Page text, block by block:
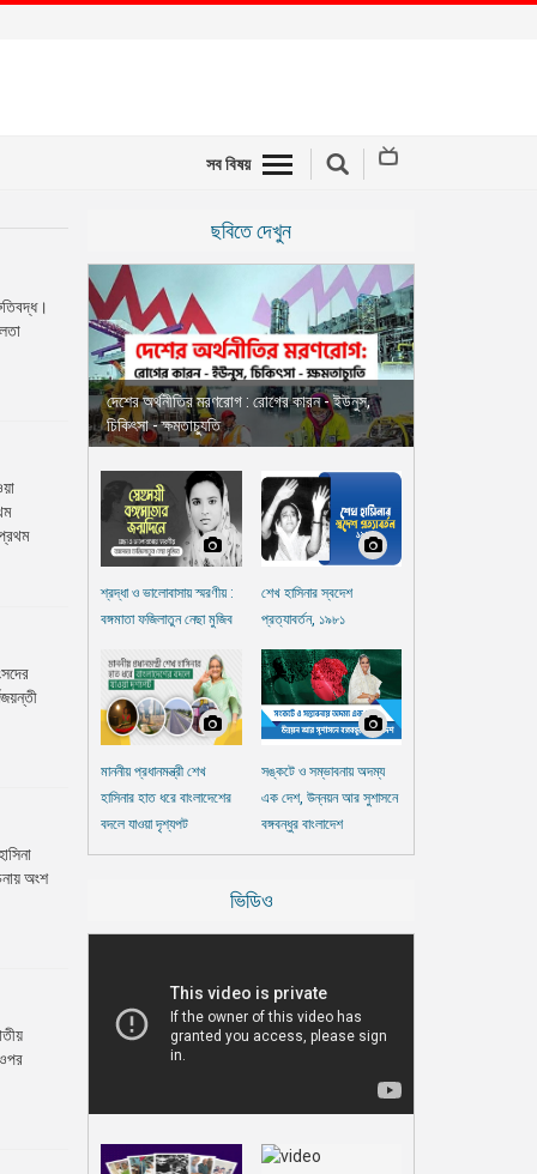
সব বিষয়
অংশ
ছবিতে দেখুন
দেশের অর্থনীতির মরণরোগ : রোগের কারন - ইউনুস,
চিকিৎসা - ক্ষমতাচ্যুতি
শ্রদ্ধা ও ভালোবাসায় স্মরণীয় :
বঙ্গমাতা ফজিলাতুন নেছা মুজিব
শেখ হাসিনার স্বদেশ
প্রত্যাবর্তন, ১৯৮১
মাননীয় প্রধানমন্ত্রী শেখ
হাসিনার হাত ধরে বাংলাদেশের
বদলে যাওয়া দৃশ্যপট
সঙ্কটে ও সম্ভাবনায় অদম্য
এক দেশ, উন্নয়ন আর সুশাসনে
বঙ্গবন্ধুর বাংলাদেশ
ভিডিও